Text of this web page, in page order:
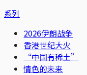
系列
2026伊朗战争
香港世纪大火
“中国有稀土”
情色的未来